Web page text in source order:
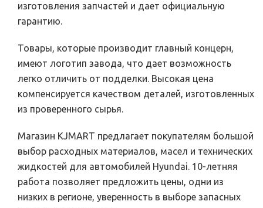
изготовления запчастей и дает официальную
гарантию.
Товары, которые производит главный концерн,
имеют логотип завода, что дает возможность
легко отличить от подделки. Высокая цена
компенсируется качеством деталей, изготовленных
из проверенного сырья.
Магазин KJMART предлагает покупателям большой
выбор расходных материалов, масел и технических
жидкостей для автомобилей Hyundai. 10-летняя
работа позволяет предложить цены, одни из
низких в регионе, уверенность в выборе запасных